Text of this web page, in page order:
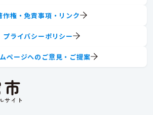
作権・免責事項・リンク
プライバシーポリシー
ページへのご意見・ご提案